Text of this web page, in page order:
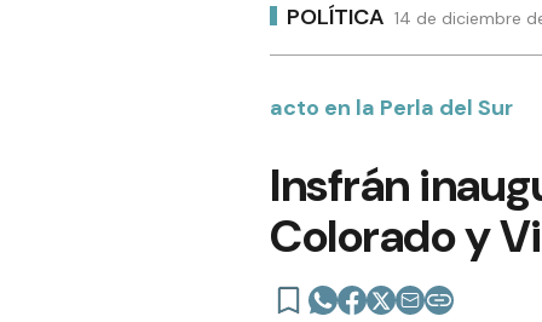
POLÍTICA 14 de diciembre
acto en la Perla del Sur
Insfrán
Colorado y